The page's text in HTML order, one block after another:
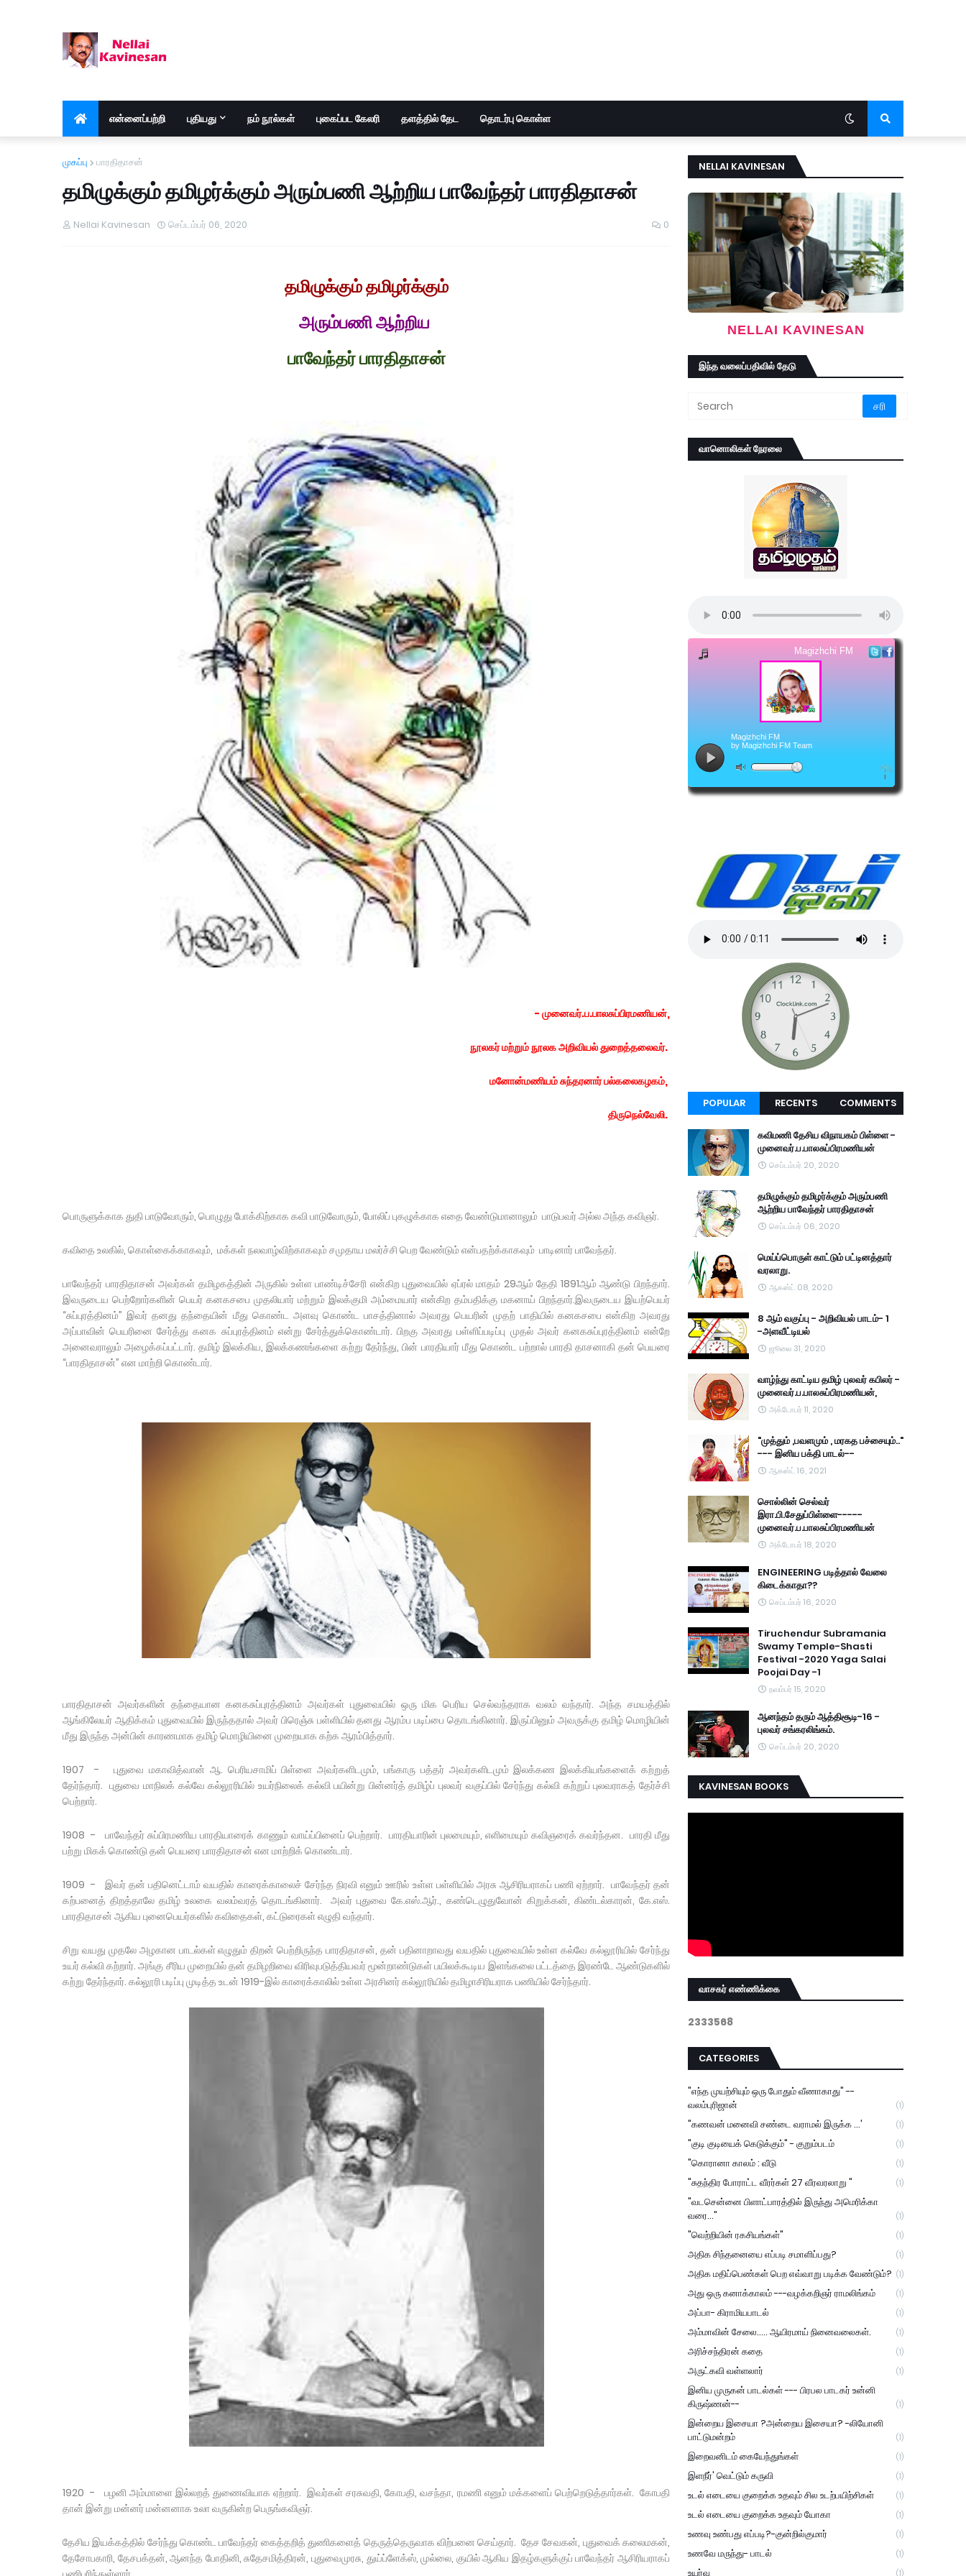
என்னைப்பற்றி புதியது நம் நூல்கள் புகைப்பட கேலரி தளத்தில் தேட தொடர்பு கொள்ள
முகப்பு பாரதிதாசன்
தமிழுக்கும் தமிழர்க்கும் அரும்பணி ஆற்றிய பாவேந்தர் பாரதிதாசன்
Nellai Kavinesan செப்டம்பர் 06, 2020 0
தமிழுக்கும் தமிழர்க்கும்
அரும்பணி ஆற்றிய
பாவேந்தர் பாரதிதாசன்
- முனைவர்.ப.பாலசுப்பிரமணியன்,
நூலகர் மற்றும் நூலக அறிவியல் துறைத்தலைவர்.
மனோன்மணியம் சுந்தரனார் பல்கலைகழகம்,
திருநெல்வேலி.
பொருளுக்காக துதி பாடுவோரும், பொழுது போக்கிற்காக கவி பாடுவோரும், போலிப் புகழுக்காக எதை வேண்டுமானாலும் பாடுபவர் அல்ல அந்த கவிஞர்.
கவிதை உலகில், கொள்கைக்காகவும், மக்கள் நலவாழ்விற்காகவும் சமுதாய மலர்ச்சி பெற வேண்டும் என்பதற்க்காகவும் பாடினார் பாவேந்தர்.
பாவேந்தர் பாரதிதாசன் அவர்கள் தமிழகத்தின் அருகில் உள்ள பாண்டிச்சேரி என்கிற புதுவையில் ஏப்ரல் மாதம் 29ஆம் தேதி 1891ஆம் ஆண்டு பிறந்தார்.
இவருடைய பெற்றோர்களின் பெயர் கனகசபை முதலியார் மற்றும் இலக்குமி அம்மையார் என்கிற தம்பதிக்கு மகனாய் பிறந்தார்.இவருடைய இயற்பெயர்
“சுப்புரத்தினம்” இவர் தனது தந்தையின் மீது கொண்ட அளவு கொண்ட பாசத்தினால் அவரது பெயரின் முதற் பாதியில் கனகசபை என்கிற அவரது
அப்பாவின் பெயரினை சேர்த்து கனக சுப்புரத்தினம் என்று சேர்த்துக்கொண்டார். பிறகு அவரது பள்ளிப்படிப்பு முதல் அவர் கனகசுப்புரத்தினம் என்றே
அனைவராலும் அழைக்கப்பட்டார். தமிழ் இலக்கிய, இலக்கணங்களை கற்று தேர்ந்து, பின் பாரதியார் மீது கொண்ட பற்றால் பாரதி தாசனாகி தன் பெயரை
“பாரதிதாசன்” என மாற்றி கொண்டார்.
பாரதிதாசன் அவர்களின் தந்தையான கனகசுப்புரத்தினம் அவர்கள் புதுவையில் ஒரு மிக பெரிய செல்வந்தராக வலம் வந்தார். அந்த சமயத்தில்
ஆங்கிலேயர் ஆதிக்கம் புதுவையில் இருந்ததால் அவர் பிரெஞ்சு பள்ளியில் தனது ஆரம்ப படிப்பை தொடங்கினார். இருப்பினும் அவருக்கு தமிழ் மொழியின்
மீது இருந்த அன்பின் காரணமாக தமிழ் மொழியினை முறையாக கற்க ஆரம்பித்தார்.
1907 - புதுவை மகாவித்வான் ஆ. பெரியசாமிப் பிள்ளை அவர்களிடமும், பங்காரு பத்தர் அவர்களிடமும் இலக்கண இலக்கியங்களைக் கற்றுத்
தேர்ந்தார். புதுவை மாநிலக் கல்வே கல்லூரியில் உயர்நிலைக் கல்வி பயின்று பின்னர்த் தமிழ்ப் புலவர் வகுப்பில் சேர்ந்து கல்வி கற்றுப் புலவராகத் தேர்ச்சி
பெற்றார்.
1908 - பாவேந்தர் சுப்பிரமணிய பாரதியாரைக் காணும் வாய்ப்பினைப் பெற்றார். பாரதியாரின் புலமையும், எளிமையும் கவிஞரைக் கவர்ந்தன. பாரதி மீது
பற்று மிகக் கொண்டு தன் பெயரை பாரதிதாசன் என மாற்றிக் கொண்டார்.
1909 - இவர் தன் பதினெட்டாம் வயதில் காரைக்காலைச் சேர்ந்த நிரவி எனும் ஊரில் உள்ள பள்ளியில் அரசு ஆசிரியராகப் பணி ஏற்றார். பாவேந்தர் தன்
கற்பனைத் திறத்தாலே தமிழ் உலகை வலம்வரத் தொடங்கினார். அவர் புதுவை கே.எஸ்.ஆர்., கண்டெழுதுவோன் கிறுக்கன், கிண்டல்காரன், கே.எஸ்.
பாரதிதாசன் ஆகிய புனைபெயர்களில் கவிதைகள், கட்டுரைகள் எழுதி வந்தார்.
சிறு வயது முதலே அழகான பாடல்கள் எழுதும் திறன் பெற்றிருந்த பாரதிதாசன், தன் பதினாறாவது வயதில் புதுவையில் உள்ள கல்வே கல்லூரியில் சேர்ந்து
உயர் கல்வி கற்றார். அங்கு சீரிய முறையில் தன் தமிழறிவை விரிவுபடுத்தியவர் மூன்றாண்டுகள் பயிலக்கூடிய இளங்கலை பட்டத்தை இரண்டே ஆண்டுகளில்
கற்று தேர்ந்தார். கல்லூரி படிப்பு முடித்த உடன் 1919-இல் காரைக்காலில் உள்ள அரசினர் கல்லூரியில் தமிழாசிரியராக பணியில் சேர்ந்தார்.
1920 - பழனி அம்மாளை இல்லறத் துணைவியாக ஏற்றார். இவர்கள் சரசுவதி, கோபதி, வசந்தா, ரமணி எனும் மக்களைப் பெற்றெடுத்தார்கள். கோபதி
தான் இன்று மன்னர் மன்னனாக உலா வருகின்ற பெருங்கவிஞர்.
தேசிய இயக்கத்தில் சேர்ந்து கொண்ட பாவேந்தர் கைத்தறித் துணிகளைத் தெருத்தெருவாக விற்பனை செய்தார். தேச சேவகன், புதுவைக் கலைமகன்,
தேசோபகாரி, தேசபக்தன், ஆனந்த போதினி, சுதேசமித்திரன், புதுவைமுரசு, துய்ப்ளேக்ஸ், முல்லை, குயில் ஆகிய இதழ்களுக்குப் பாவேந்தர் ஆசிரியராகப்
NELLAI KAVINESAN
NELLAI KAVINESAN
இந்த வலைப்பதிவில் தேடு
வானொலிகள் நேரலை
POPULAR RECENTS COMMENTS
கவிமணி தேசிய விநாயகம் பிள்ளை -
முனைவர்.ப.பாலசுப்பிரமணியன்
செப்டம்பர் 20, 2020
தமிழுக்கும் தமிழர்க்கும் அரும்பணி
ஆற்றிய பாவேந்தர் பாரதிதாசன்
செப்டம்பர் 06, 2020
மெய்ப்பொருள் காட்டும் பட்டினத்தார்
வரலாறு.
ஆகஸ்ட் 08, 2020
8 ஆம் வகுப்பு - அறிவியல் பாடம்- 1
-அளவீட்டியல்
ஜூலை 31, 2020
வாழ்ந்து காட்டிய தமிழ் புலவர் கபிலர் -
முனைவர்.ப.பாலசுப்பிரமணியன்,
அக்டோபர் 11, 2020
"முத்தும் ,பவளமும் , மரகத பச்சையும்.."
--- இனிய பக்தி பாடல்--
ஆகஸ்ட் 16, 2021
சொல்லின் செல்வர்
இரா.பி.சேதுப்பிள்ளை-----
முனைவர்.ப.பாலசுப்பிரமணியன்
அக்டோபர் 18, 2020
ENGINEERING படித்தால் வேலை
கிடைக்காதா??
செப்டம்பர் 16, 2020
Tiruchendur Subramania
Swamy Temple-Shasti
Festival -2020 Yaga Salai
Poojai Day -1
நவம்பர் 15, 2020
ஆனந்தம் தரும் ஆத்திசூடி-16 -
புலவர் சங்கரலிங்கம்.
செப்டம்பர் 20, 2020
KAVINESAN BOOKS
வாசகர் எண்ணிக்கை
2333568
CATEGORIES
"எந்த முயற்சியும் ஒரு போதும் வீணாகாது" --
வலம்புரிஜான்
(1)
"கணவன் மனைவி சண்டை வராமல் இருக்க ...' (1)
"குடி குடியைக் கெடுக்கும்" - குறும்படம் (1)
"கொரானா காலம் : வீடு (1)
"சுதந்திர போராட்ட வீரர்கள் 27 வீரவரலாறு " (1)
"வடசென்னை பிளாட்பாரத்தில் இருந்து அமெரிக்கா
வரை..."
(1)
"வெற்றியின் ரகசியங்கள்" (1)
அதிக சிந்தனையை எப்படி சமாளிப்பது? (1)
அதிக மதிப்பெண்கள் பெற எவ்வாறு படிக்க வேண்டும்? (1)
அது ஒரு கனாக்காலம் ---வழக்கறிஞர் ராமலிங்கம் (1)
அப்பா- கிராமியபாடல் (1)
அம்மாவின் சேலை..... ஆயிரமாய் நினைவலைகள். (1)
அரிச்சந்திரன் கதை (1)
அருட்கவி வள்ளலார் (1)
இனிய முருகன் பாடல்கள் --- பிரபல பாடகர் உன்னி
கிருஷ்ணன்--
(1)
இன்றைய இசையா ?அன்றைய இசையா? -லியோனி
பாட்டுமன்றம்
(1)
இறைவனிடம் கையேந்துங்கள் (1)
இளநீர்' வெட்டும் கருவி (1)
உடல் எடையை குறைக்க உதவும் சில உடற்பயிற்சிகள் (1)
உடல் எடையை குறைக்க உதவும் யோகா (1)
உணவு உண்பது எப்படி?-குன்றில்குமார் (1)
உணவே மருந்து- பாடல் (1)
உயர்வு (1)